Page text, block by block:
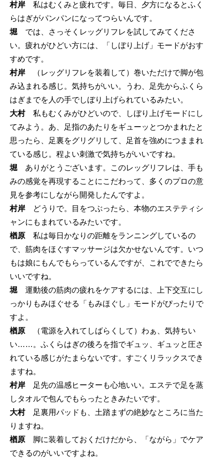
村岸 私はむくみと疲れです。毎日、夕方になるとふく
らはぎがパンパンになってつらいんです。
堀 では、さっそくレッグリフレを試してみてくださ
い。疲れがひどい方には、「しぼり上げ」モードがおす
すめです。
村岸 （レッグリフレを装着して）巻いただけで脚が包
み込まれる感じ。気持ちがいい。うわ、足先からふくら
はぎまでを人の手でしぼり上げられているみたい。
大村私もむくみがひどいので、しぼり上げモードにし
てみよう。あ、足指のあたりをギューッとつかまれたと
思ったら、足裏をグリグリして、足首を強めにつままれ
ている感じ。程よい刺激で気持ちがいいですね。
堀 ありがとうございます。このレッグリフレは、手も
みの感覚を再現することにこだわって、多くのプロの意
見を参考にしながら開発したんですよ。
村岸 どうりで。目をつぶったら、本物のエステティシ
ャンにもまれているみたいです。
楢原 私は毎日かなりの距離をランニングしているの
で、筋肉をほぐすマッサージは欠かせないんです。いつ
もは娘にもんでもらっているんですが、これでできたら
いいですね。
堀 運動後の筋肉の疲れをケアするには、上下交互にし
っかりもみほぐせる「もみほぐし」モードがぴったりで
すよ。
楢原 （電源を入れてしばらくして）わぁ、気持ちい
い……。ふくらはぎの後ろを指でギュッ、ギュッと圧さ
れている感じがたまらないです。すごくリラックスでき
ますね。
村岸 足先の温感ヒーターも心地いい。エステで足を蒸
しタオルで包んでもらったときみたいです。
大村足裏用パッドも、土踏まずの絶妙なところに当た
りますね。
楢原 脚に装着しておくだけだから、「ながら」でケア
できるのがいいですよね。